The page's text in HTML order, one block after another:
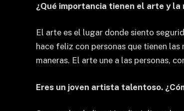
¿Qué importancia tienen el arte y la
El arte es el lugar donde siento
hace feliz con personas que tienen
maneras. El arte une a las personas,
Eres un joven artista talentoso.